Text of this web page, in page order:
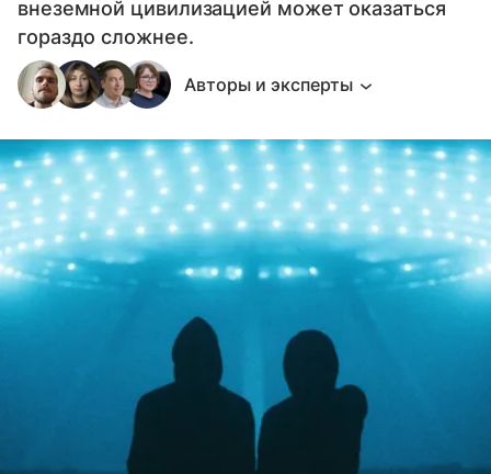
внеземной цивилизацией может оказаться
гораздо сложнее.
Авторы и эксперты